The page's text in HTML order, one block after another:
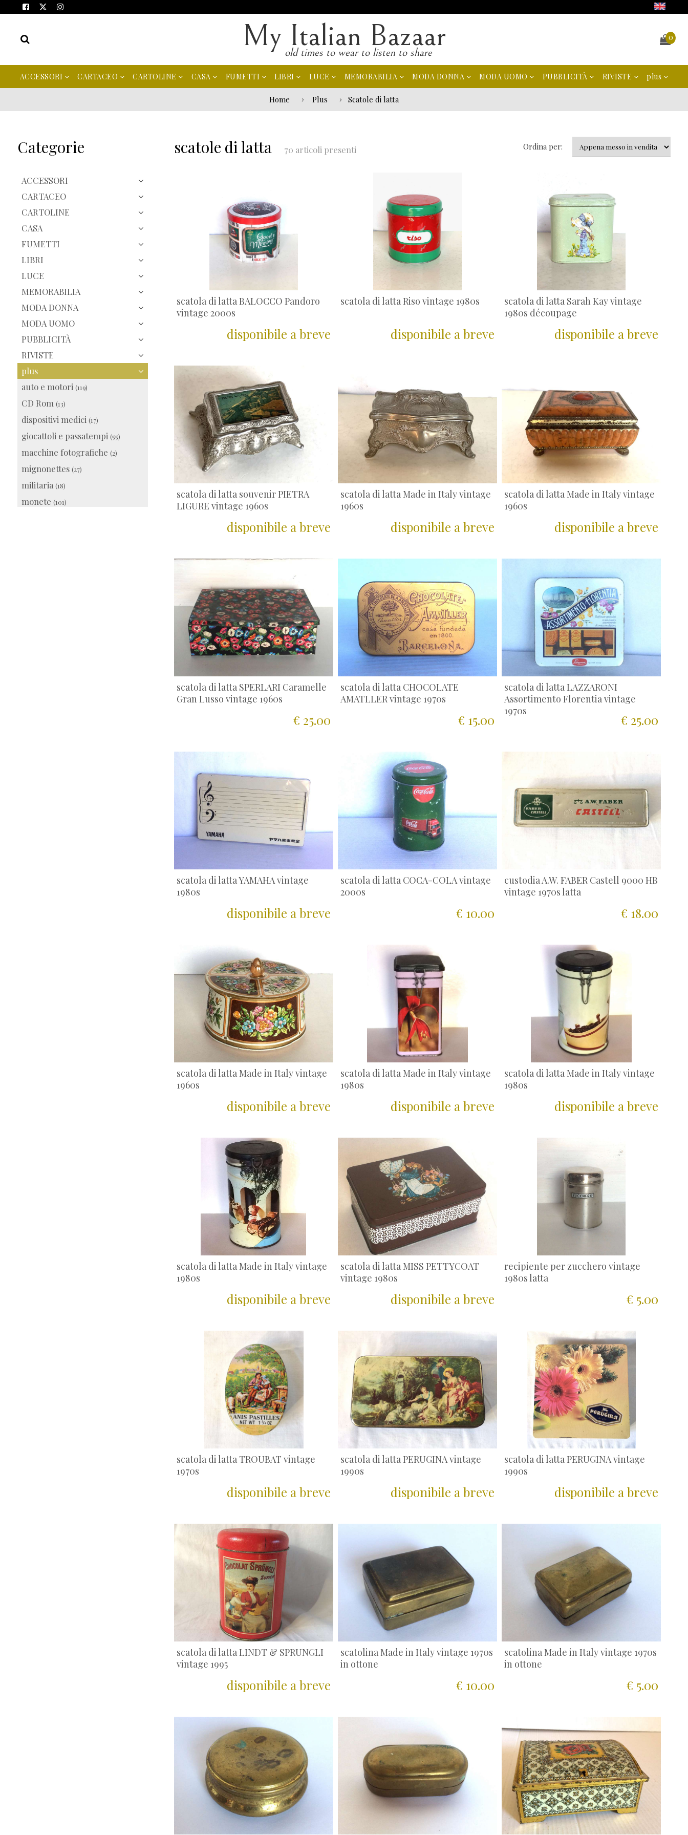
My Italian Bazaar
old times to wear to listen to share
0
ACCESSORI CARTACEO CARTOLINE CASA FUMETTI LIBRI LUCE MEMORABILIA MODA DONNA MODA UOMO PUBBLICITÀ RIVISTE plus
Home Plus Scatole di latta
Categorie
ACCESSORI
CARTACEO
CARTOLINE
CASA
FUMETTI
LIBRI
LUCE
MEMORABILIA
MODA DONNA
MODA UOMO
PUBBLICITÀ
RIVISTE
plus
auto e motori (119)
CD Rom (13)
dispositivi medici (17)
giocattoli e passatempi (55)
macchine fotografiche (2)
mignonettes (27)
militaria (18)
monete (101)
scatole di latta 70 articoli presenti Ordina per:
scatola di latta BALOCCO Pandoro
vintage 2000s
disponibile a breve
scatola di latta Riso vintage 1980s
disponibile a breve
scatola di latta Sarah Kay vintage
1980s découpage
disponibile a breve
scatola di latta souvenir PIETRA
LIGURE vintage 1960s
disponibile a breve
scatola di latta Made in Italy vintage
1960s
disponibile a breve
scatola di latta Made in Italy vintage
1960s
disponibile a breve
scatola di latta SPERLARI Caramelle
Gran Lusso vintage 1960s
€ 25.00
scatola di latta CHOCOLATE
AMATLLER vintage 1970s
€ 15.00
scatola di latta LAZZARONI
Assortimento Florentia vintage
1970s
€ 25.00
scatola di latta YAMAHA vintage
1980s
disponibile a breve
scatola di latta COCA-COLA vintage
2000s
€ 10.00
custodia A.W. FABER Castell 9000 HB
vintage 1970s latta
€ 18.00
scatola di latta Made in Italy vintage
1960s
disponibile a breve
scatola di latta Made in Italy vintage
1980s
disponibile a breve
scatola di latta Made in Italy vintage
1980s
disponibile a breve
scatola di latta Made in Italy vintage
1980s
disponibile a breve
scatola di latta MISS PETTYCOAT
vintage 1980s
disponibile a breve
recipiente per zucchero vintage
1980s latta
€ 5.00
scatola di latta TROUBAT vintage
1970s
disponibile a breve
scatola di latta PERUGINA vintage
1990s
disponibile a breve
scatola di latta PERUGINA vintage
1990s
disponibile a breve
scatola di latta LINDT & SPRUNGLI
vintage 1995
disponibile a breve
scatolina Made in Italy vintage 1970s
in ottone
€ 10.00
scatolina Made in Italy vintage 1970s
in ottone
€ 5.00